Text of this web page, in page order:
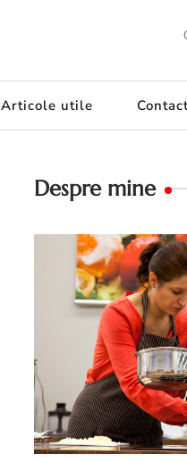
Articole utile
Despre mine